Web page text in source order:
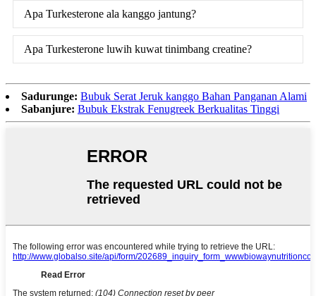
Apa Turkesterone ala kanggo jantung?
Apa Turkesterone luwih kuwat tinimbang creatine?
Sadurunge: Bubuk Serat Jeruk kanggo Bahan Panganan Alami
Sabanjure: Bubuk Ekstrak Fenugreek Berkualitas Tinggi